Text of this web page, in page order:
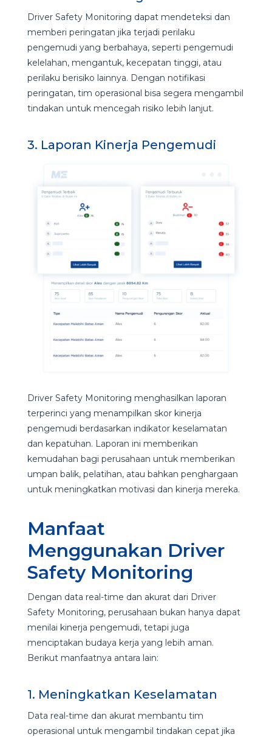
Driver Safety Monitoring dapat mendeteksi dan
memberi peringatan jika terjadi perilaku
pengemudi yang berbahaya, seperti pengemudi
kelelahan, mengantuk, kecepatan tinggi, atau
perilaku berisiko lainnya. Dengan notifikasi
peringatan, tim operasional bisa segera mengambil
tindakan untuk mencegah risiko lebih lanjut.
3. Laporan Kinerja Pengemudi
Driver Safety Monitoring menghasilkan laporan
terperinci yang menampilkan skor kinerja
pengemudi berdasarkan indikator keselamatan
dan kepatuhan. Laporan ini memberikan
kemudahan bagi perusahaan untuk memberikan
umpan balik, pelatihan, atau bahkan penghargaan
untuk meningkatkan motivasi dan kinerja mereka.
Manfaat
Menggunakan Driver
Safety Monitoring
Dengan data real-time dan akurat dari Driver
Safety Monitoring, perusahaan bukan hanya dapat
menilai kinerja pengemudi, tetapi juga
menciptakan budaya kerja yang lebih aman.
Berikut manfaatnya antara lain:
1. Meningkatkan Keselamatan
Data real-time dan akurat membantu tim
operasional untuk mengambil tindakan cepat jika